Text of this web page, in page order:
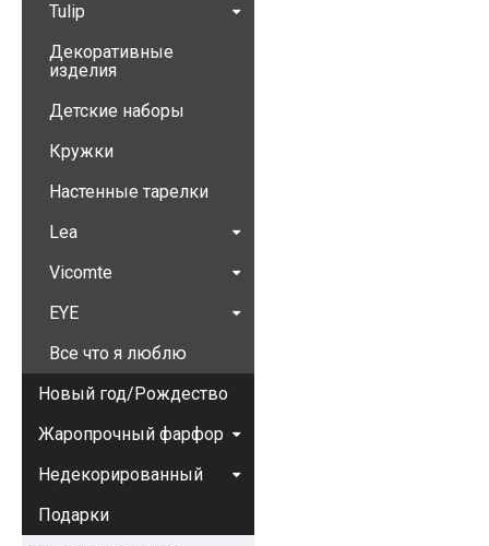
Tulip
Декоративные
изделия
Детские наборы
Кружки
Настенные тарелки
Lea
Vicomte
EYE
Все что я люблю
Новый год/Рождество
Жаропрочный фарфор
Недекорированный
Подарки